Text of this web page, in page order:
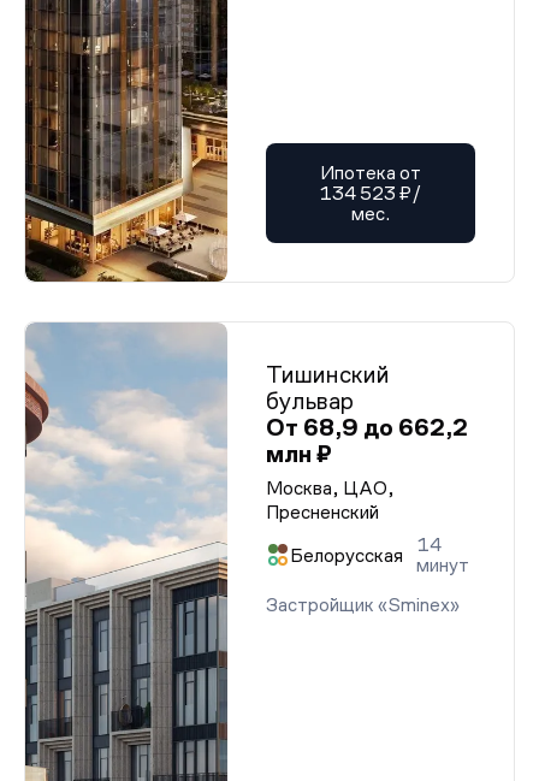
Ипотека от
134 523 ₽/
мес.
Тишинский
бульвар
От 68,9 до 662,2
млн ₽
Москва, ЦАО,
Пресненский
Белорусская
14
минут
Застройщик «Sminex»